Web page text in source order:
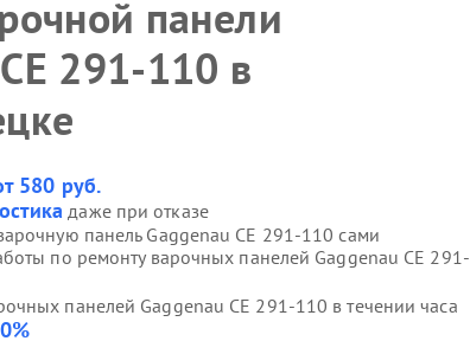
панели
291-110 в
580 руб.
даже при отказе
панель Gaggenau CE 291-110 сами
по ремонту варочных панелей Gaggenau CE 291-
панелей Gaggenau CE 291-110 в течении часа